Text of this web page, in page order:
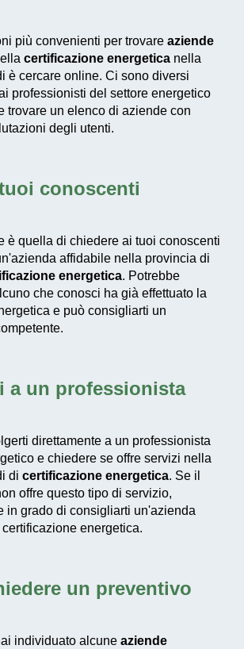
più convenienti per trovare aziende
certificazione energetica nella
è cercare online. Ci sono diversi
professionisti del settore energetico
trovare un elenco di aziende con
degli utenti.
conoscenti
è quella di chiedere ai tuoi conoscenti
affidabile nella provincia di
energetica. Potrebbe
che conosci ha già effettuato la
e può consigliarti un
a un professionista
direttamente a un professionista
e chiedere se offre servizi nella
di certificazione energetica. Se il
offre questo tipo di servizio,
in grado di consigliarti un'azienda
energetica.
un preventivo
individuato alcune aziende